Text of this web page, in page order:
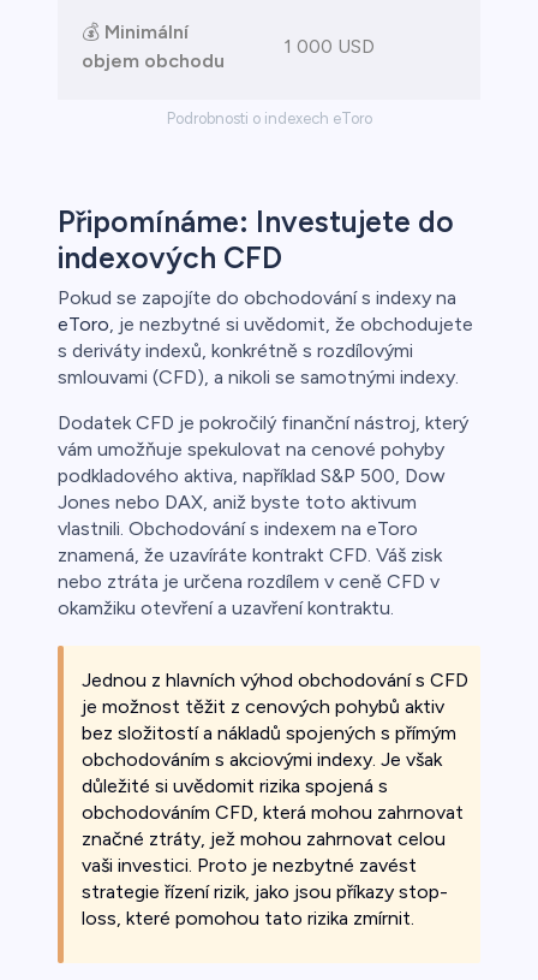
Podrobnosti o indexech eToro
💰 Minimální
objem obchodu
1 000 USD
Připomínáme: Investujete do
indexových CFD
Pokud se zapojíte do obchodování s indexy na
eToro, je nezbytné si uvědomit, že obchodujete
s deriváty indexů, konkrétně s rozdílovými
smlouvami (CFD), a nikoli se samotnými indexy.
Dodatek CFD je pokročilý finanční nástroj, který
vám umožňuje spekulovat na cenové pohyby
podkladového aktiva, například S&P 500, Dow
Jones nebo DAX, aniž byste toto aktivum
vlastnili. Obchodování s indexem na eToro
znamená, že uzavíráte kontrakt CFD. Váš zisk
nebo ztráta je určena rozdílem v ceně CFD v
okamžiku otevření a uzavření kontraktu.
Jednou z hlavních výhod obchodování s CFD
je možnost těžit z cenových pohybů aktiv
bez složitostí a nákladů spojených s přímým
obchodováním s akciovými indexy. Je však
důležité si uvědomit rizika spojená s
obchodováním CFD, která mohou zahrnovat
značné ztráty, jež mohou zahrnovat celou
vaši investici. Proto je nezbytné zavést
strategie řízení rizik, jako jsou příkazy stop-
loss, které pomohou tato rizika zmírnit.